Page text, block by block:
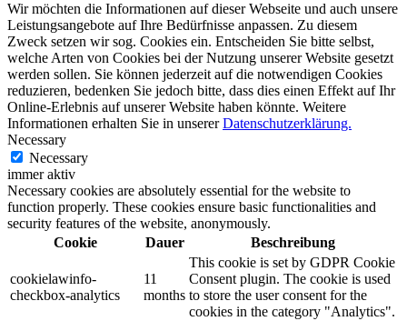
Wir möchten die Informationen auf dieser Webseite und auch unsere
Leistungsangebote auf Ihre Bedürfnisse anpassen. Zu diesem
Zweck setzen wir sog. Cookies ein. Entscheiden Sie bitte selbst,
welche Arten von Cookies bei der Nutzung unserer Website gesetzt
werden sollen. Sie können jederzeit auf die notwendigen Cookies
reduzieren, bedenken Sie jedoch bitte, dass dies einen Effekt auf Ihr
Online-Erlebnis auf unserer Website haben könnte. Weitere
Informationen erhalten Sie in unsererDatenschutzerklärung.
Necessary
Necessary
immer aktiv
Necessary cookies are absolutely essential for the website to
function properly. These cookies ensure basic functionalities and
security features of the website, anonymously.
Cookie
Dauer Beschreibung
cookielawinfo-
checkbox-analytics
11
months
This cookie is set by GDPR Cookie
Consent plugin. The cookie is used
to store the user consent for the
cookies in the category "Analytics".